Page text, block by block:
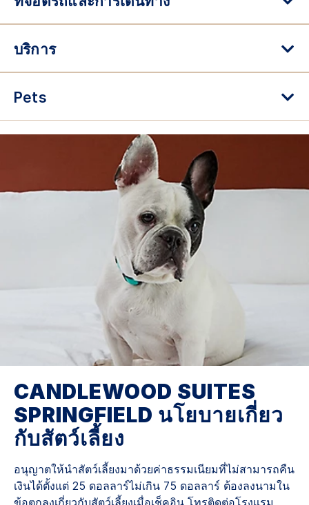
บริการ
Pets
CANDLEWOOD SUITES
SPRINGFIELD นโยบายเกี่ยว
กับสัตว์เลี้ยง
อนุญาตให้นำสัตว์เลี้ยงมาด้วยค่าธรรมเนียมที่ไม่สามารถคืน
เงินได้ตั้งแต่ 25 ดอลลาร์ไม่เกิน 75 ดอลลาร์ ต้องลงนามใน